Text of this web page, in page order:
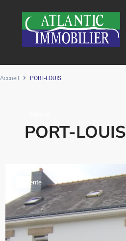
Accueil PORT-LOUIS
PORT-LOUIS
Vente